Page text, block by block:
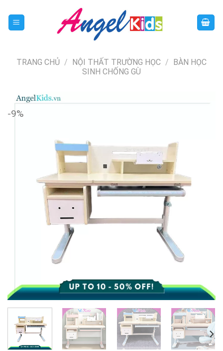
content
TRANG CHỦ / NỘI THẤT TRƯỜNG HỌC / BÀN HỌC
SINH CHỐNG GÙ
-9%